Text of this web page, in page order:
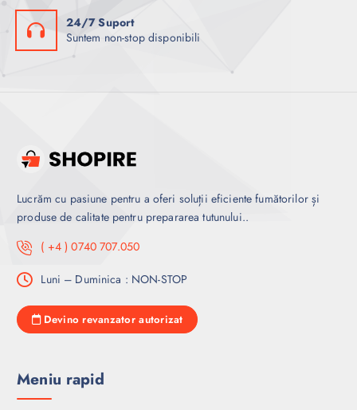
24/7 Suport
Suntem non-stop disponibili
Lucrăm cu pasiune pentru a oferi soluții eficiente fumătorilor și
produse de calitate pentru prepararea tutunului..
( +4 ) 0740 707.050
Luni – Duminica : NON-STOP
Devino revanzator autorizat
Meniu rapid